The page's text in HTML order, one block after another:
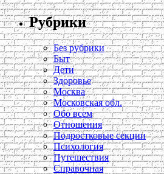
Рубрики
Без рубрики
Быт
Дети
Здоровье
Москва
Московская обл.
Обо всем
Отношения
Подростковые секции
Психология
Путешествия
Справочная